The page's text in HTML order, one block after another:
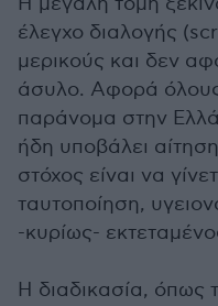
έλεγχο διαλογής
μερικούς και δεν
άσυλο. Αφορά όλους
παράνομα στην
ήδη υποβάλει
στόχος είναι να
ταυτοποίηση,
-κυρίως-
Η διαδικασία, όπως